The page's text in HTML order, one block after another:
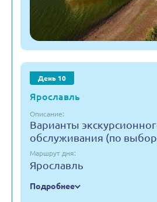
День 10
Ярославль
Описание:
Варианты
обслуживания (по
Маршрут дня:
Ярославль
Подробнее